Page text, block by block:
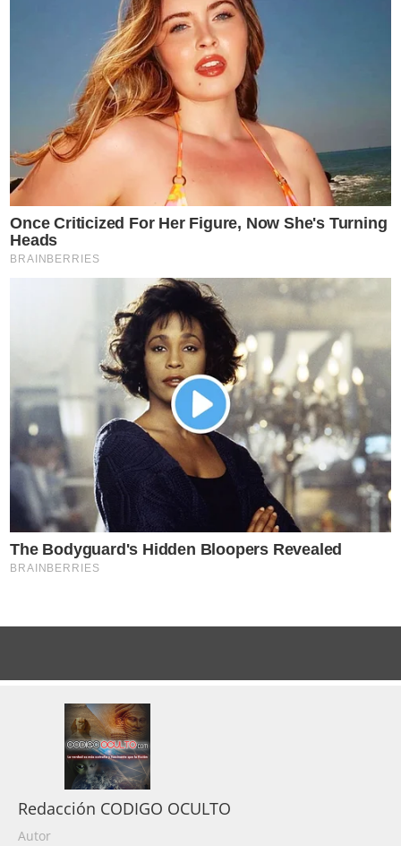
Redacción CODIGO OCULTO
Autor